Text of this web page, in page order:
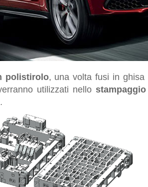
polistirolo, una volta fusi in ghisa
utilizzati nello
.